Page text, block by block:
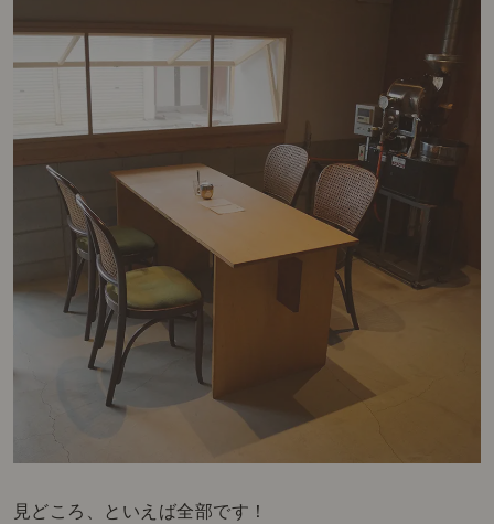
見どころ、といえば全部です！